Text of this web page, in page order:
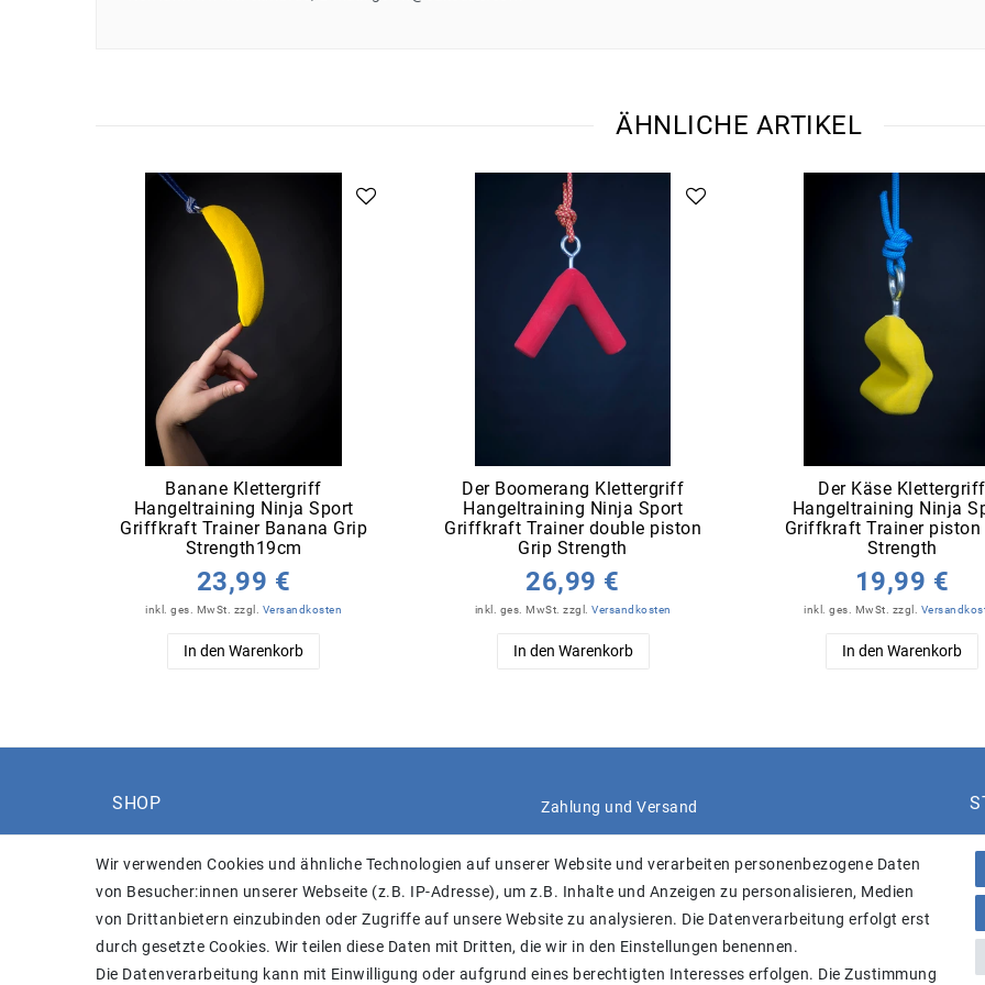
ÄHNLICHE ARTIKEL
Banane Klettergriff
Hangeltraining Ninja Sport
Griffkraft Trainer Banana Grip
Strength19cm
23,99 €
inkl. ges. MwSt. zzgl. Versandkosten
In den Warenkorb
Der Boomerang Klettergriff
Hangeltraining Ninja Sport
Griffkraft Trainer double piston
Grip Strength
26,99 €
inkl. ges. MwSt. zzgl.Versandkosten
In den Warenkorb
Der Käse Klettergriff
Hangeltraining Ninja
Griffkraft Trainer piston
Strength
19,99 €
inkl. ges. MwSt. zzgl.
In den Warenkorb
SHOP
Daten­schutz­erklärung
Zahlung und Versand
Wir verwenden Cookies und ähnliche Technologien auf unserer Website und verarbeiten personenbezogene Daten
von Besucher:innen unserer Webseite (z.B. IP-Adresse), um z.B. Inhalte und Anzeigen zu personalisieren, Medien
von Drittanbietern einzubinden oder Zugriffe auf unsere Website zu analysieren. Die Datenverarbeitung erfolgt erst
durch gesetzte Cookies. Wir teilen diese Daten mit Dritten, die wir in den Einstellungen benennen.
Die Datenverarbeitung kann mit Einwilligung oder aufgrund eines berechtigten Interesses erfolgen. Die Zustimmung